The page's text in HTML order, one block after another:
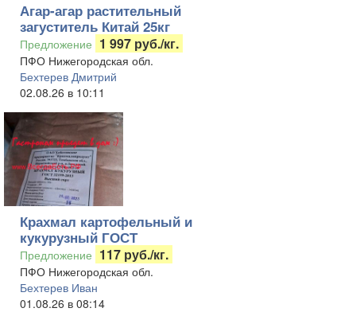
Агар-агар растительный
загуститель Китай 25кг
Предложение 1 997 руб./кг.
ПФО Нижегородская обл.
Бехтерев Дмитрий
02.08.26 в 10:11
Крахмал картофельный и
кукурузный ГОСТ
Предложение 117 руб./кг.
ПФО Нижегородская обл.
Бехтерев Иван
01.08.26 в 08:14